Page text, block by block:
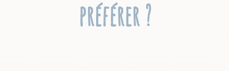
préférer ?
aspirateur piscine